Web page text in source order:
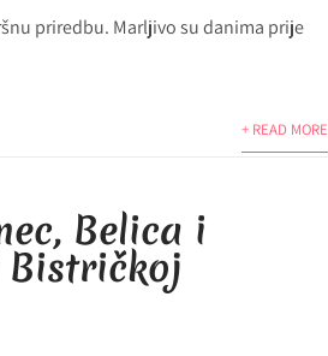
priredbu. Marljivo su danima prije
+ READ MORE
Belica i
Bistričkoj